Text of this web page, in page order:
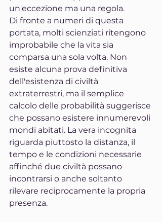
un'eccezione ma una regola.
Di fronte a numeri di questa
portata, molti scienziati ritengono
improbabile che la vita sia
comparsa una sola volta. Non
esiste alcuna prova definitiva
dell'esistenza di civiltà
extraterrestri, ma il semplice
calcolo delle probabilità suggerisce
che possano esistere innumerevoli
mondi abitati. La vera incognita
riguarda piuttosto la distanza, il
tempo e le condizioni necessarie
affinché due civiltà possano
incontrarsi o anche soltanto
rilevare reciprocamente la propria
presenza.